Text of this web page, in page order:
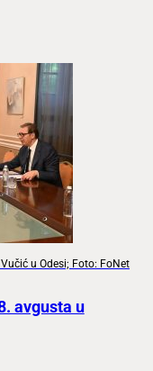
u Odesi; Foto: FoNet
avgusta u